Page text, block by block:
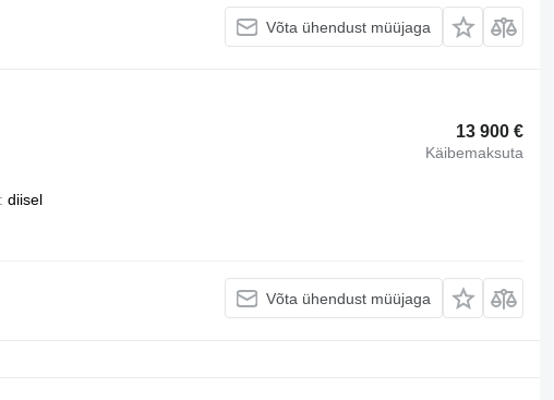
Võta ühendust müüjaga
13 900 €
Käibemaksuta
diisel
Võta ühendust müüjaga